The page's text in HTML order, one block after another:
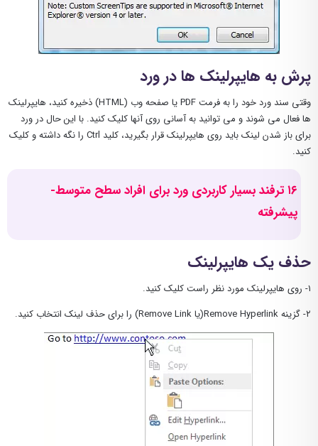
پرش به هایپرلینک ها در ورد
وقتی سند ورد خود را به فرمت PDF یا صفحه وب (HTML) ذخیره کنید، هایپرلینک
ها فعال می شوند و می توانید به آسانی روی آنها کلیک کنید. با این حال در ورد
برای باز شدن لینک باید روی هایپرلینک قرار بگیرید، کلید Ctrl را نگه داشته و کلیک
کنید.
۱۶ ترفند بسیار کاربردی ورد برای افراد سطح متوسط-
پیشرفته
حذف یک هایپرلینک
۱- روی هایپرلینک مورد نظر راست کلیک کنید.
۲- گزینه Remove Hyperlink(یا Remove Link) را برای حذف لینک انتخاب کنید.